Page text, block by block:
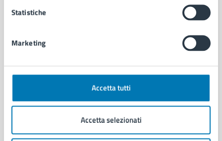
Statistiche
Marketing
Accetta tutti
Accetta selezionati
Autorizzazioni
Documenti e certificati
Educazione e formazione
Giustizia e sicurezza pubblica
Imprese e commercio